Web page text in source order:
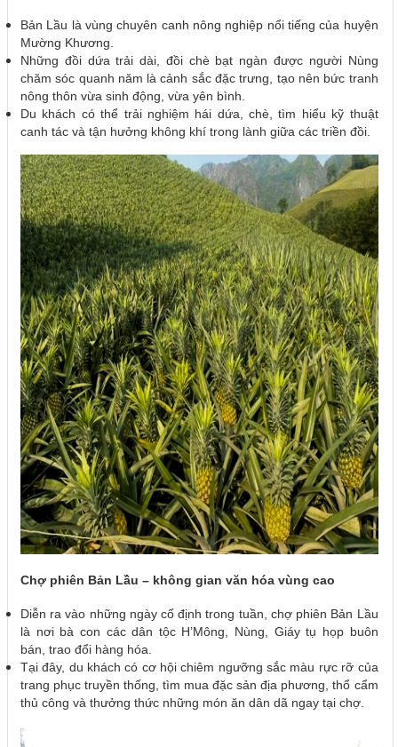
Bản Lầu là vùng chuyên canh nông nghiệp nổi tiếng của huyện
Mường Khương.
Những đồi dứa trải dài, đồi chè bạt ngàn được người Nùng
chăm sóc quanh năm là cảnh sắc đặc trưng, tạo nên bức tranh
nông thôn vừa sinh động, vừa yên bình.
Du khách có thể trải nghiệm hái dứa, chè, tìm hiểu kỹ thuật
canh tác và tận hưởng không khí trong lành giữa các triền đồi.
Chợ phiên Bản Lầu – không gian văn hóa vùng cao
Diễn ra vào những ngày cố định trong tuần, chợ phiên Bản Lầu
là nơi bà con các dân tộc H’Mông, Nùng, Giáy tụ họp buôn
bán, trao đổi hàng hóa.
Tại đây, du khách có cơ hội chiêm ngưỡng sắc màu rực rỡ của
trang phục truyền thống, tìm mua đặc sản địa phương, thổ cẩm
thủ công và thưởng thức những món ăn dân dã ngay tại chợ.